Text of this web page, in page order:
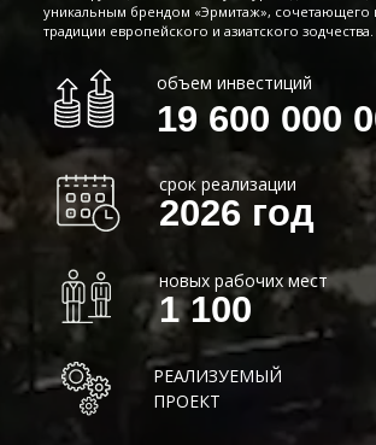
1 100
новых рабочих мест
РЕАЛИЗУЕМЫЙ
ПРОЕКТ